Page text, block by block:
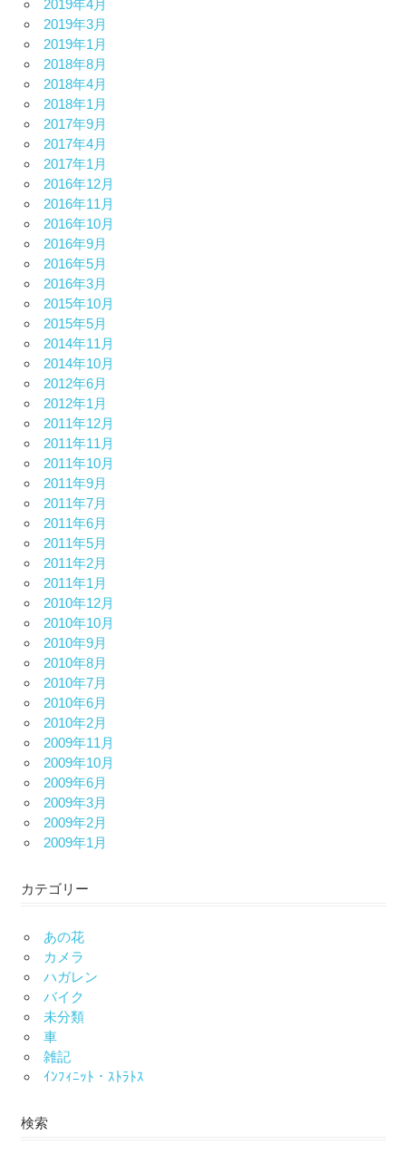
2019年4月
2019年3月
2019年1月
2018年8月
2018年4月
2018年1月
2017年9月
2017年4月
2017年1月
2016年12月
2016年11月
2016年10月
2016年9月
2016年5月
2016年3月
2015年10月
2015年5月
2014年11月
2014年10月
2012年6月
2012年1月
2011年12月
2011年11月
2011年10月
2011年9月
2011年7月
2011年6月
2011年5月
2011年2月
2011年1月
2010年12月
2010年10月
2010年9月
2010年8月
2010年7月
2010年6月
2010年2月
2009年11月
2009年10月
2009年6月
2009年3月
2009年2月
2009年1月
カテゴリー
あの花
カメラ
ハガレン
バイク
未分類
車
雑記
ｲﾝﾌｨﾆｯﾄ・ｽﾄﾗﾄｽ
検索